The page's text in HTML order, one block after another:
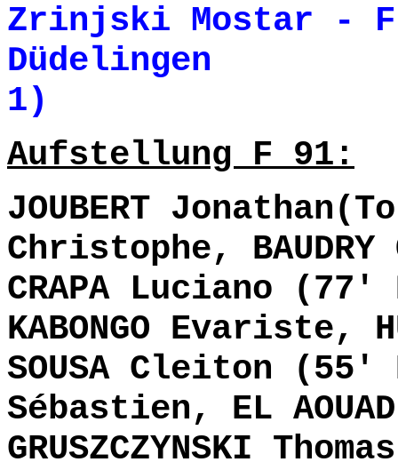
Zrinjski Mostar -
Düdelingen
1)
Aufstellung F 91:
JOUBERT
Christophe,
CRAPA Luciano (77'
KABONGO Evariste,
SOUSA Cleiton (55'
Sébastien, EL
GRUSZCZYNSKI